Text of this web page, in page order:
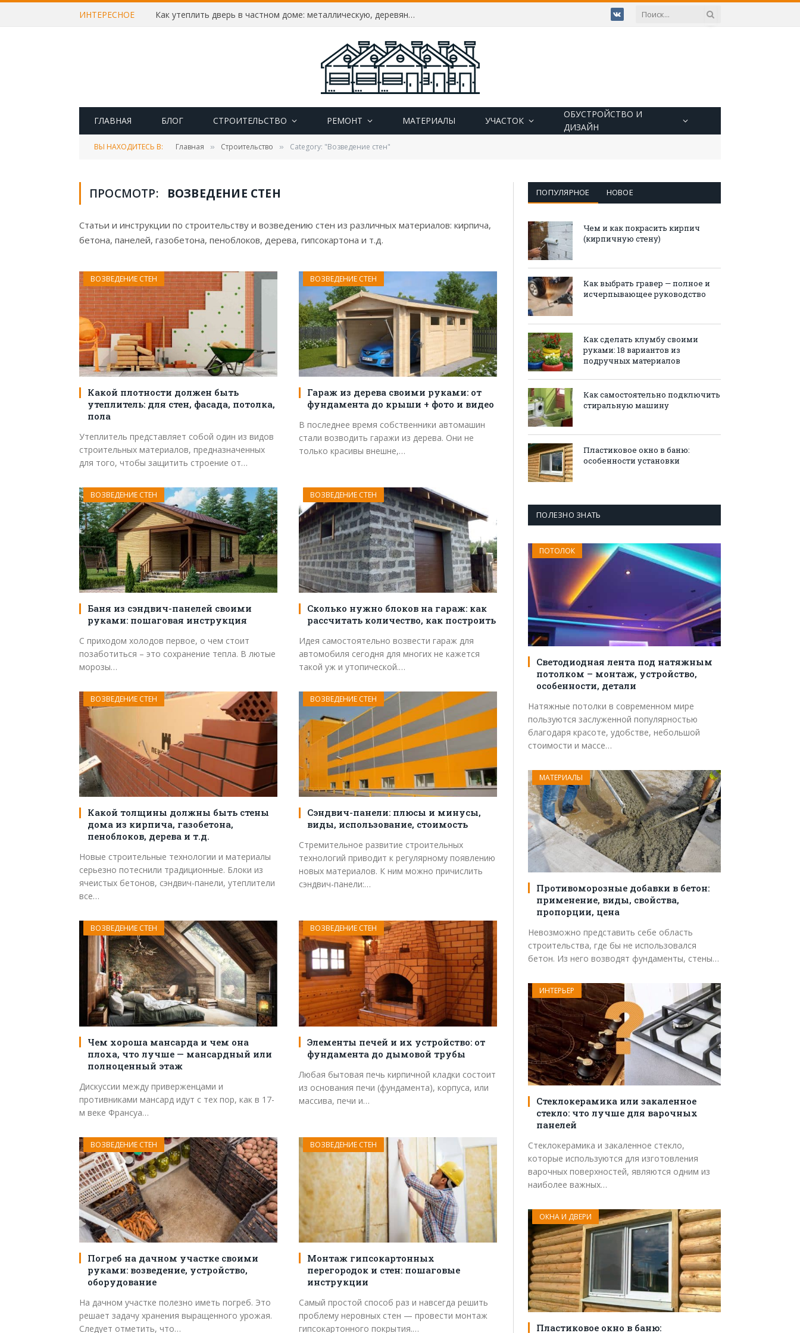
ИНТЕРЕСНОЕ Как утеплить дверь в частном доме: металлическую, деревянную, пластиковую, утепление своими руками VKontakte
ГЛАВНАЯ БЛОГ СТРОИТЕЛЬСТВО РЕМОНТ МАТЕРИАЛЫ УЧАСТОК
ОБУСТРОЙСТВО И
ДИЗАЙН
ВЫ НАХОДИТЕСЬ В: Главная » Строительство » Category: "Возведение стен"
ПРОСМОТР: ВОЗВЕДЕНИЕ СТЕН
Статьи и инструкции по строительству и возведению стен из различных материалов: кирпича,
бетона, панелей, газобетона, пеноблоков, дерева, гипсокартона и т.д.
ВОЗВЕДЕНИЕ СТЕН
Какой плотности должен быть
утеплитель: для стен, фасада, потолка,
пола
Утеплитель представляет собой один из видов
строительных материалов, предназначенных
для того, чтобы защитить строение от…
ВОЗВЕДЕНИЕ СТЕН
Гараж из дерева своими руками: от
фундамента до крыши + фото и видео
В последнее время собственники автомашин
стали возводить гаражи из дерева. Они не
только красивы внешне,…
ВОЗВЕДЕНИЕ СТЕН
Баня из сэндвич-панелей своими
руками: пошаговая инструкция
С приходом холодов первое, о чем стоит
позаботиться – это сохранение тепла. В лютые
морозы…
ВОЗВЕДЕНИЕ СТЕН
Сколько нужно блоков на гараж: как
рассчитать количество, как построить
Идея самостоятельно возвести гараж для
автомобиля сегодня для многих не кажется
такой уж и утопической.…
ВОЗВЕДЕНИЕ СТЕН
Какой толщины должны быть стены
дома из кирпича, газобетона,
пеноблоков, дерева и т.д.
Новые строительные технологии и материалы
серьезно потеснили традиционные. Блоки из
ячеистых бетонов, сэндвич-панели, утеплители
все…
ВОЗВЕДЕНИЕ СТЕН
Сэндвич-панели: плюсы и минусы,
виды, использование, стоимость
Стремительное развитие строительных
технологий приводит к регулярному появлению
новых материалов. К ним можно причислить
сэндвич-панели:…
ВОЗВЕДЕНИЕ СТЕН
Чем хороша мансарда и чем она
плоха, что лучше — мансардный или
полноценный этаж
Дискуссии между приверженцами и
противниками мансард идут с тех пор, как в 17-
м веке Франсуа…
ВОЗВЕДЕНИЕ СТЕН
Элементы печей и их устройство: от
фундамента до дымовой трубы
Любая бытовая печь кирпичной кладки состоит
из основания печи (фундамента), корпуса, или
массива, печи и…
ВОЗВЕДЕНИЕ СТЕН
Погреб на дачном участке своими
руками: возведение, устройство,
оборудование
На дачном участке полезно иметь погреб. Это
решает задачу хранения выращенного урожая.
Следует отметить, что…
ВОЗВЕДЕНИЕ СТЕН
Монтаж гипсокартонных
перегородок и стен: пошаговые
инструкции
Самый простой способ раз и навсегда решить
проблему неровных стен — провести монтаж
гипсокартонного покрытия.…
ПОПУЛЯРНОЕ НОВОЕ
Чем и как покрасить кирпич
(кирпичную стену)
Как выбрать гравер — полное и
исчерпывающее руководство
Как сделать клумбу своими
руками: 18 вариантов из
подручных материалов
Как самостоятельно подключить
стиральную машину
Пластиковое окно в баню:
особенности установки
ПОЛЕЗНО ЗНАТЬ
ПОТОЛОК
Светодиодная лента под натяжным
потолком – монтаж, устройство,
особенности, детали
Натяжные потолки в современном мире
пользуются заслуженной популярностью
благодаря красоте, удобстве, небольшой
стоимости и массе…
МАТЕРИАЛЫ
Противоморозные добавки в бетон:
применение, виды, свойства,
пропорции, цена
Невозможно представить себе область
строительства, где бы не использовался
бетон. Из него возводят фундаменты, стены…
ИНТЕРЬЕР
Стеклокерамика или закаленное
стекло: что лучше для варочных
панелей
Стеклокерамика и закаленное стекло,
которые используются для изготовления
варочных поверхностей, являются одним из
наиболее важных…
ОКНА И ДВЕРИ
Пластиковое окно в баню: